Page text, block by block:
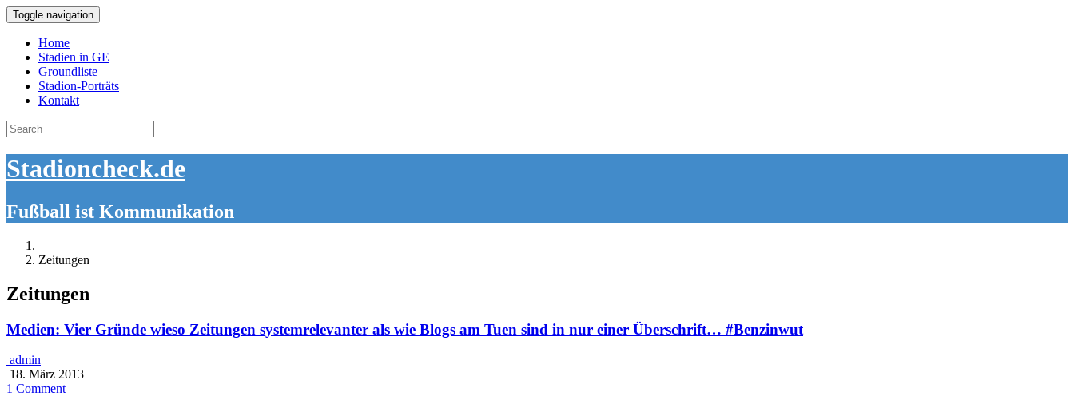
Toggle navigation
Home
Stadien in GE
Groundliste
Stadion-Porträts
Kontakt
Search
for:
Stadioncheck.de
Fußball ist Kommunikation
Zeitungen
Zeitungen
Medien: Vier Gründe wieso Zeitungen systemrelevanter als wie Blogs am Tuen sind in nur einer Überschrift… #Benzinwut
admin
18. März 2013
1 Comment